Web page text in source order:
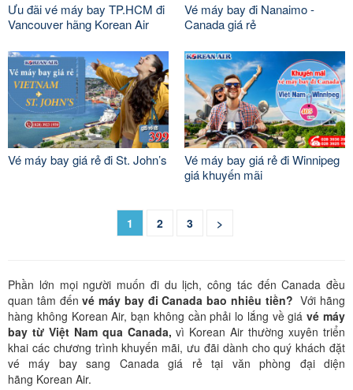
Ưu đãi vé máy bay TP.HCM đi
Vancouver hãng Korean Air
Vé máy bay đi Nanaimo -
Canada giá rẻ
Vé máy bay giá rẻ đi St. John’s
Vé máy bay giá rẻ đi Winnipeg
giá khuyến mãi
1 2 3 >
Phần lớn mọi người muốn đi du lịch, công tác đến Canada đều
quan tâm đếnvé máy bay đi Canada bao nhiêu tiền? Với hãng
hàng không Korean Air, bạn không cần phải lo lắng về giávé máy
bay từ Việt Nam qua Canada, vì Korean Air thường xuyên triển
khai các chương trình khuyến mãi, ưu đãi dành cho quý khách đặt
vé máy bay sang Canada giá rẻ tại văn phòng đại diện
hãng Korean Air.